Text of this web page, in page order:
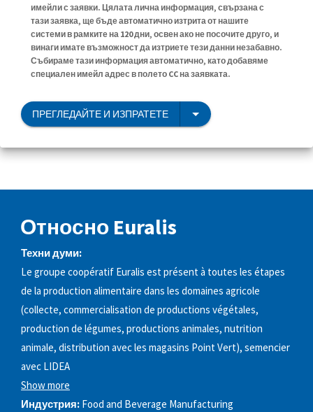
имейли с заявки. Цялата лична информация, свързана с
тази заявка, ще бъде автоматично изтрита от нашите
системи в рамките на 120 дни, освен ако не посочите друго, и
винаги имате възможност да изтриете тези данни незабавно.
Събираме тази информация автоматично, като добавяме
специален имейл адрес в полето CC на заявката.
ПРЕГЛЕДАЙТЕ И ИЗПРАТЕТЕ
Относно Euralis
Техни думи:
Le groupe coopératif Euralis est présent à toutes les étapes
de la production alimentaire dans les domaines agricole
(collecte, commercialisation de productions végétales,
production de légumes, productions animales, nutrition
animale, distribution avec les magasins Point Vert), semencier
avec LIDEA
Show more
Индустрия: Food and Beverage Manufacturing